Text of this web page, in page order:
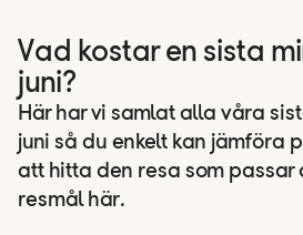
Vad kostar en sista
juni?
Här har vi samlat alla våra
juni så du enkelt kan jämföra
att hitta den resa som
resmål här.